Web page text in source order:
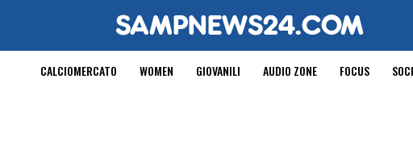
CALCIOMERCATO WOMEN GIOVANILI AUDIO ZONE FOCUS